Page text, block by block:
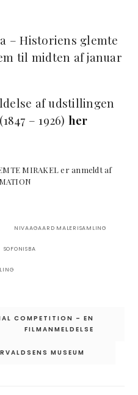
– Historiens glemte
til midten af januar
af udstillingen
– 1926) her
MIRAKEL er anmeldt af
NIVAAGAARD MALERISAMLING
SOFONISBA
COMPETITION – EN
FILMANMELDELSE
MUSEUM